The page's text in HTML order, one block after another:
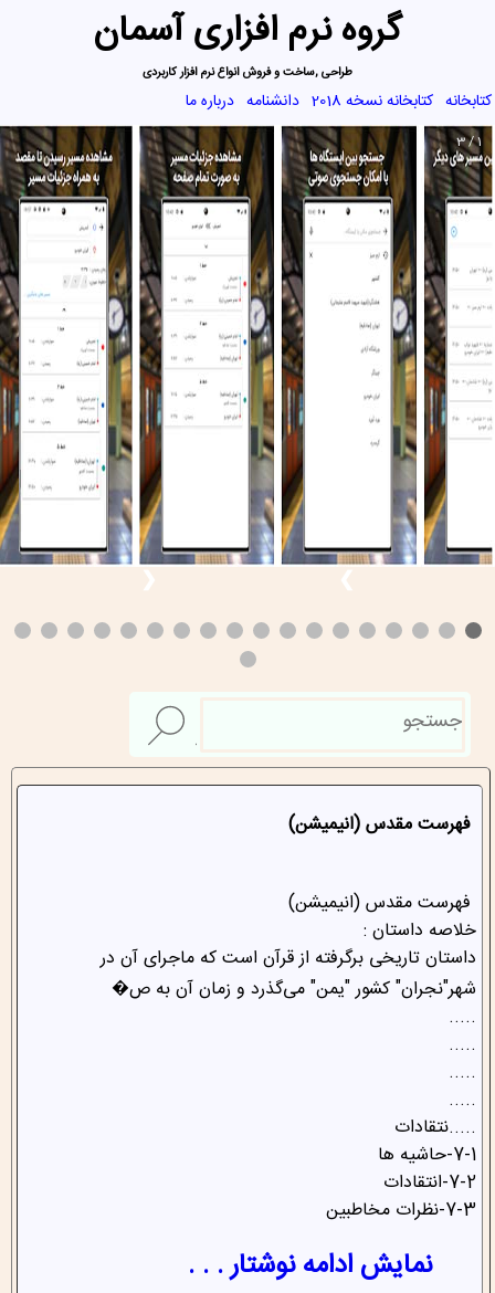
گروه نرم افزاری آسمان
طراحی ,ساخت و فروش انواع نرم افزار کاربردی
کتابخانه کتابخانه نسخه 2018 دانشنامه درباره ما
1 / 3
❮ ❯
فهرست مقدس (انیمیشن)
فهرست مقدس (انیمیشن)
خلاصه داستان :
داستان تاریخی برگرفته از قرآن است که ماجرای آن در
شهر"نجران" کشور "یمن" می‌گذرد و زمان آن به ص�
.....
.....
.....
.....
.....نتقادات
7-1-حاشیه ها
7-2-انتقادات
7-3-نظرات مخاطبین
نمایش ادامه نوشتار . . .